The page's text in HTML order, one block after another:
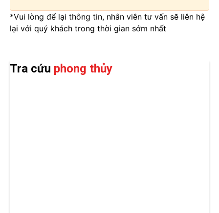
*Vui lòng để lại thông tin, nhân viên tư vấn sẽ liên hệ
lại với quý khách trong thời gian sớm nhất
Tra cứu phong thủy